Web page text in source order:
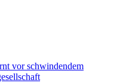
vor schwindendem